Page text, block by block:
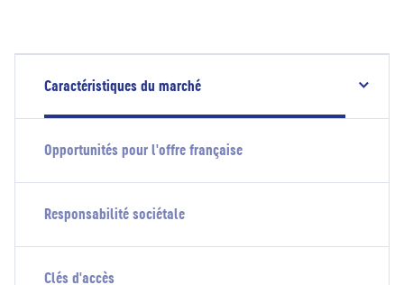
Caractéristiques du marché
Opportunités pour l'offre française
Responsabilité sociétale
Clés d'accès